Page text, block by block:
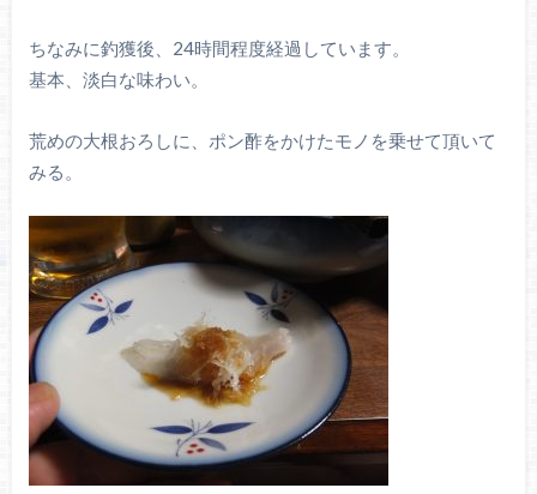
ちなみに釣獲後、24時間程度経過しています。
基本、淡白な味わい。
荒めの大根おろしに、ポン酢をかけたモノを乗せて頂いて
みる。